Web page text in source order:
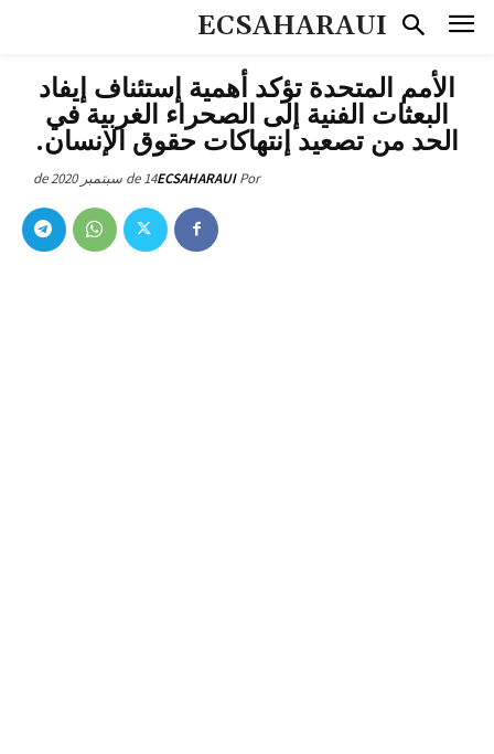
ECSAHARAUI
الأمم المتحدة تؤكد أهمية إستئناف إيفاد
البعثات الفنية إلى الصحراء الغربية في
الحد من تصعيد إنتهاكات حقوق الإنسان.
Por
ECSAHARAUI14 de سبتمبر de 2020